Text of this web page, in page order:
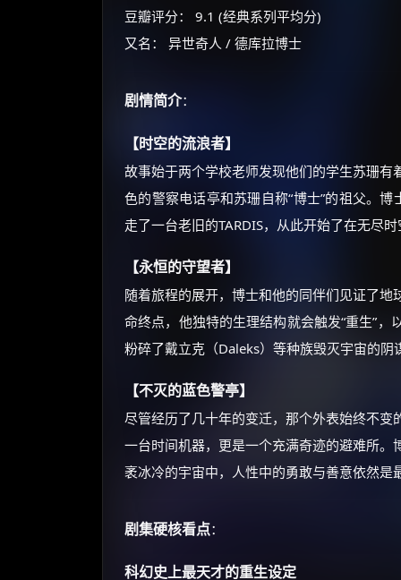
豆瓣评分： 9.1 (经典系列平均分)
又名： 异世奇人 / 德库拉博士
剧情简介：
【时空的流浪者】
故事始于两个学校老师发现他们的学生苏珊
色的警察电话亭和苏珊自称“博士”的祖父。
走了一台老旧的TARDIS，从此开始了在无尽
【永恒的守望者】
随着旅程的展开，博士和他的同伴们见证了
命终点，他独特的生理结构就会触发“重生”
粉碎了戴立克（Daleks）等种族毁灭宇宙的
【不灭的蓝色警亭】
尽管经历了几十年的变迁，那个外表始终不
一台时间机器，更是一个充满奇迹的避难所
袤冰冷的宇宙中，人性中的勇敢与善意依然是
剧集硬核看点：
科幻史上最天才的重生设定